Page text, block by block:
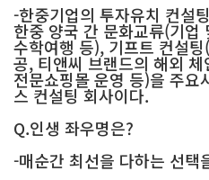
-한중기업의 투자유치 컨설
한중 양국 간 문화교류(기업
수학여행 등), 기프트 컨설
공, 티앤씨 브랜드의 해외
전문쇼핑몰 운영 등)을 주요
스 컨설팅 회사이다.
Q.인생 좌우명은?
-매순간 최선을 다하는 선택